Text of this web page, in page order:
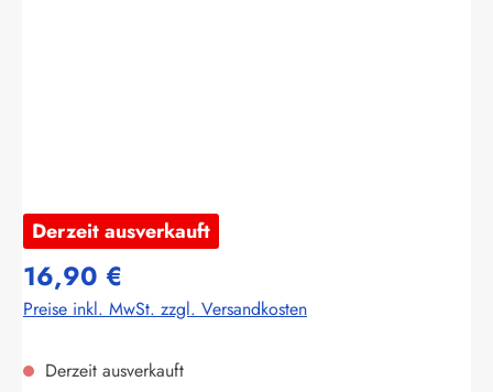
Derzeit ausverkauft
16,90 €
Preise inkl. MwSt. zzgl. Versandkosten
Derzeit ausverkauft